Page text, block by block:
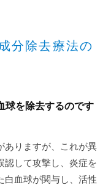
分除去療法の
球を除去するのです
ありますが、これが異
認して攻撃し、炎症を
白血球が関与し、活性